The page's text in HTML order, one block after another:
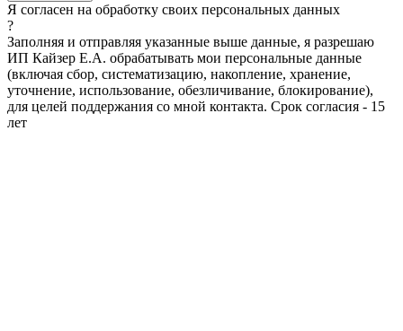
Я согласен на обработку своих персональных данных
?
Заполняя и отправляя указанные выше данные, я разрешаю
ИП Кайзер Е.А. обрабатывать мои персональные данные
(включая сбор, систематизацию, накопление, хранение,
уточнение, использование, обезличивание, блокирование),
для целей поддержания со мной контакта. Срок согласия - 15
лет